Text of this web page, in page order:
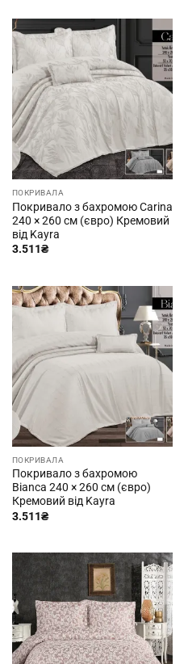
ПОКРИВАЛА
Покривало з бахромою Carina
240 × 260 см (євро) Кремовий
від Kayra
3.511₴
ПОКРИВАЛА
Покривало з бахромою
Bianca 240 × 260 см (євро)
Кремовий від Kayra
3.511₴